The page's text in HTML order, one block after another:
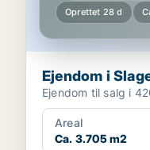
Oprettet 28 d
Ejendom i
Ejendom til salg i
Areal
Ca. 3.705 m2